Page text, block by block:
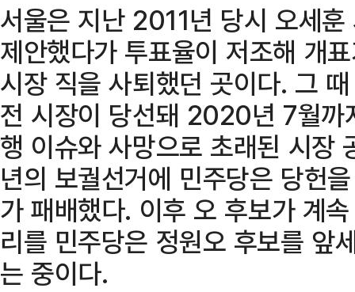
서울은 지난 2011년 당시 오세
제안했다가 투표율이 저조해 개
시장 직을 사퇴했던 곳이다. 그
전 시장이 당선돼 2020년 7월까
행 이슈와 사망으로 초래된 시장
년의 보궐선거에 민주당은 당헌
가 패배했다. 이후 오 후보가 계
리를 민주당은 정원오 후보를 앞
는 중이다.